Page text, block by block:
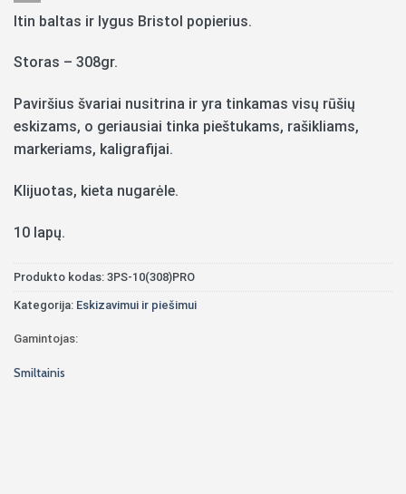
Itin baltas ir lygus Bristol popierius.
Storas – 308gr.
Paviršius švariai nusitrina ir yra tinkamas visų rūšių
eskizams, o geriausiai tinka pieštukams, rašikliams,
markeriams, kaligrafijai.
Klijuotas, kieta nugarėle.
10 lapų.
Produkto kodas: 3PS-10(308)PRO
Kategorija: Eskizavimui ir piešimui
Gamintojas:
Smiltainis